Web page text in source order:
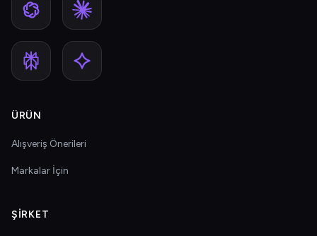
ÜRÜN
Alışveriş Önerileri
Markalar İçin
ŞIRKET